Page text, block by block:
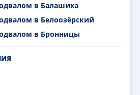
в Балашиха
в Белоозёрский
в Бронницы